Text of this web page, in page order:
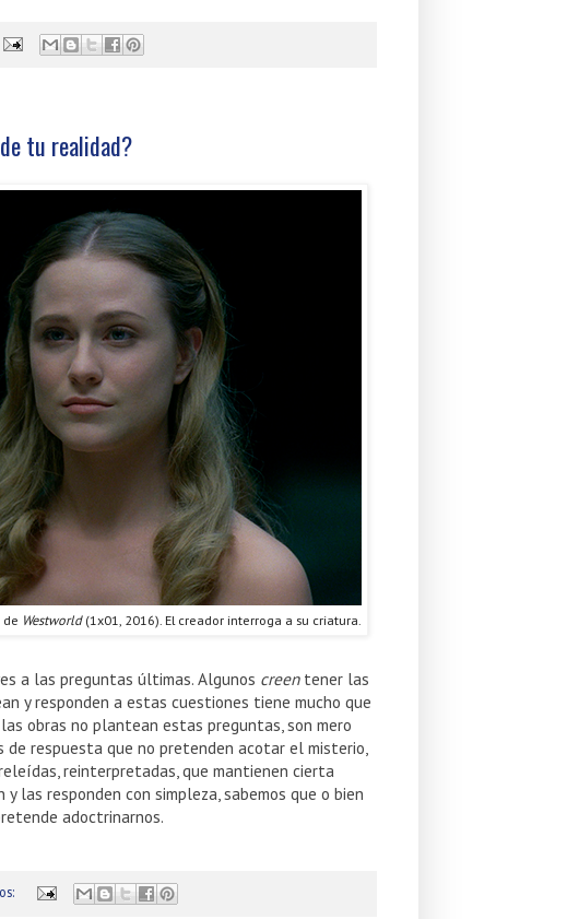
tu realidad?
de Westworld(1x01, 2016). El creador interroga a su criatura.
a las preguntas últimas. Algunos creen tener las
y responden a estas cuestiones tiene mucho que
obras no plantean estas preguntas, son mero
respuesta que no pretenden acotar el misterio,
reinterpretadas, que mantienen cierta
las responden con simpleza, sabemos que o bien
adoctrinarnos.